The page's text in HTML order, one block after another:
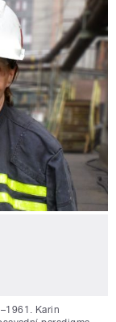
Karin